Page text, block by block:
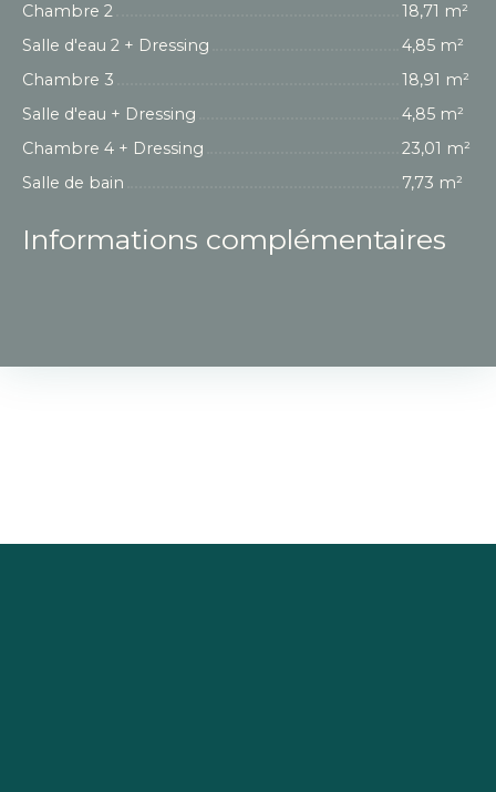
Chambre 2
18,71 m²
Salle d'eau 2 + Dressing
4,85 m²
Chambre 3
18,91 m²
Salle d'eau + Dressing
4,85 m²
Chambre 4 + Dressing
23,01 m²
Salle de bain
7,73 m²
Informations complémentaires